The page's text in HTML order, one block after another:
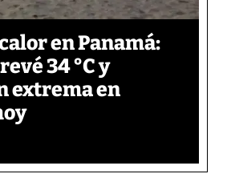
en Panamá:
34 °C y
extrema en